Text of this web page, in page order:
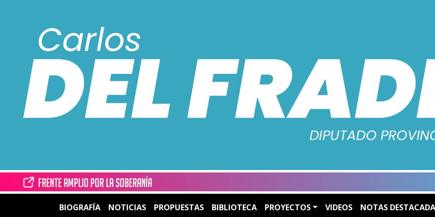
BIOGRAFÍA NOTICIAS PROPUESTAS BIBLIOTECA PROYECTOS VIDEOS NOTAS